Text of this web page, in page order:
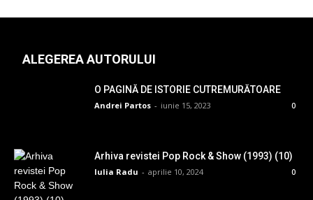
ALEGEREA AUTORULUI
O PAGINĂ DE ISTORIE CUTREMURĂTOARE
Andrei Partos - iunie 15, 2023 0
Arhiva revistei Pop Rock & Show (1993) (10)
Iulia Radu - aprilie 10, 2024 0